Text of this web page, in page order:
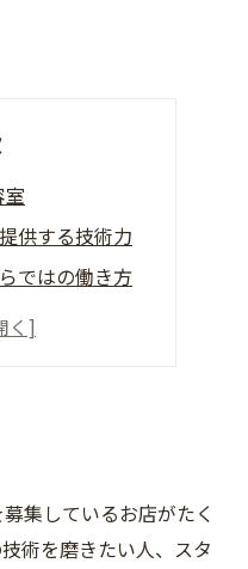
供する技術力
ではの働き方
仕事ができる
集しているお店がたく
術を磨きたい人、スタ